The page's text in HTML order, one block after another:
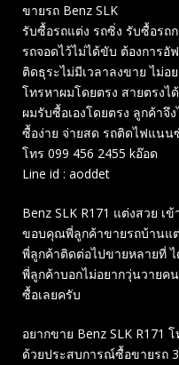
ขายรถ Benz SLK
รับซื้อรถแต่ง รถซิ่ง รับซื้อรถ
รถจอดไว้ไม่ได้ขับ ต้องการอั
ติดธุระไม่มีเวลาลงขาย ไม่อ
โทรหาผมโดยตรง สายตรง
ผมรับซื้อเองโดยตรง ลูกค้าจึ
ซื้อง่าย จ่ายสด รถติดไฟแน
โทร 099 456 2455 kอ๊อด
Line id : aoddet
Benz SLK R171 แต่งสวย เ
ขอบคุณพี่ลูกค้าขายรถบ้านแ
พี่ลูกค้าติดต่อไปขายหลายที่
พี่ลูกค้าบอกไม่อยากวุ่นวายค
ซื้อเลยครับ
อยากขาย Benz SLK R171
ด้วยประสบการณ์ซื้อขายรถ